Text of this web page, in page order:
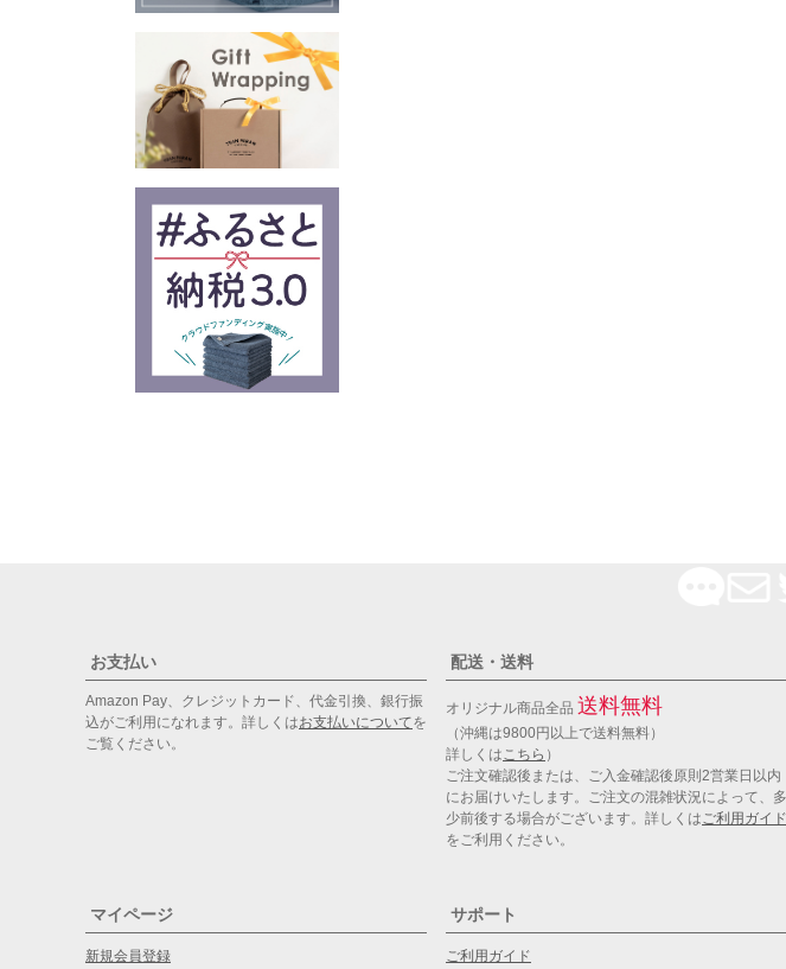
お支払い
Amazon Pay、クレジットカード、代金引換、銀行振
込がご利用になれます。詳しくはお支払いについてを
ご覧ください。
配送・送料
オリジナル商品全品 送料無料
（沖縄は9800円以上で送料無料）
詳しくはこちら ）
ご注文確認後または、ご入金確認後原則2営業日以内
にお届けいたします。ご注文の混雑状況によって、多
少前後する場合がございます。詳しくはご利用ガイド
をご利用ください。
マイページ
新規会員登録
サポート
ご利用ガイド